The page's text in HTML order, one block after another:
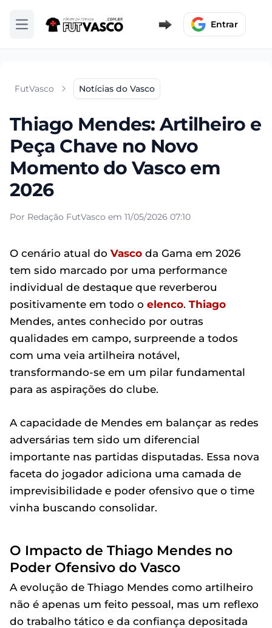
Abrir menu Entrar
FutVasco Notícias do Vasco
Thiago Mendes: Artilheiro e
Peça Chave no Novo
Momento do Vasco em
2026
Por Redação FutVasco em 11/05/2026 07:10
O cenário atual do Vasco da Gama em 2026
tem sido marcado por uma performance
individual de destaque que reverberou
positivamente em todo o elenco. Thiago
Mendes, antes conhecido por outras
qualidades em campo, surpreende a todos
com uma veia artilheira notável,
transformando-se em um pilar fundamental
para as aspirações do clube.
A capacidade de Mendes em balançar as redes
adversárias tem sido um diferencial
importante nas partidas disputadas. Essa nova
faceta do jogador adiciona uma camada de
imprevisibilidade e poder ofensivo que o time
vinha buscando consolidar.
O Impacto de Thiago Mendes no
Poder Ofensivo do Vasco
A evolução de Thiago Mendes como artilheiro
não é apenas um feito pessoal, mas um reflexo
do trabalho tático e da confiança depositada